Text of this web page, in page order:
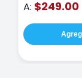
A: $249.00